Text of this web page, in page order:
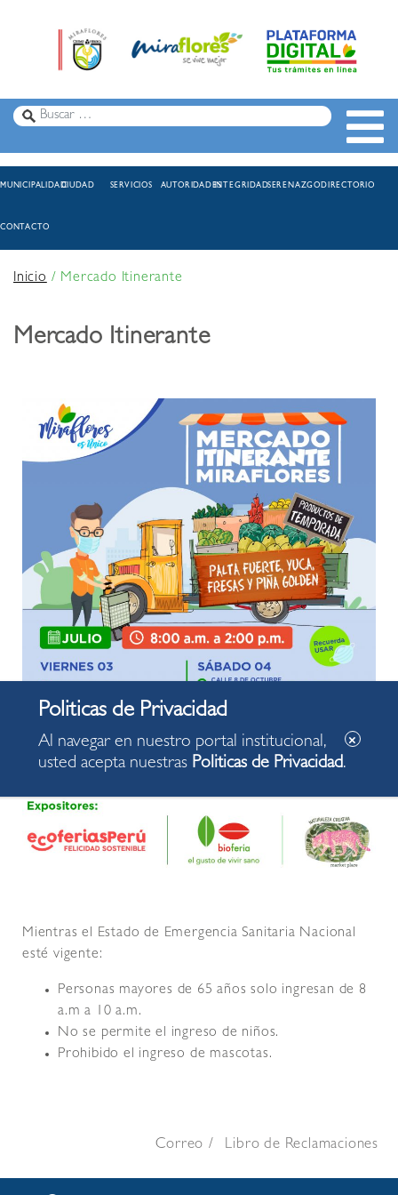
MUNICIPALIDADCIUDAD SERVICIOS AUTORIDADESINTEGRIDADSERENAZGODIRECTORIO
CONTACTO
Inicio/ Mercado Itinerante
Mercado Itinerante
Mientras el Estado de Emergencia Sanitaria Nacional
esté vigente:
Personas mayores de 65 años solo ingresan de 8
a.m a 10 a.m.
No se permite el ingreso de niños.
Prohibido el ingreso de mascotas.
Correo Libro de Reclamaciones
Al navegar en nuestro portal institucional,
usted acepta nuestras Politicas de Privacidad.